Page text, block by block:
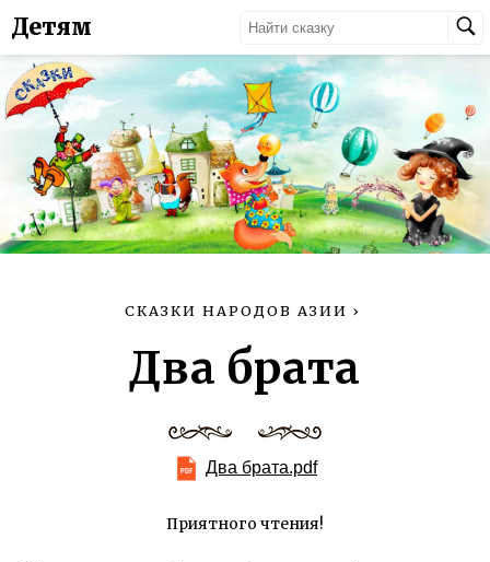
Детям
СКАЗКИ НАРОДОВ АЗИИ ›
Два брата
Два брата.pdf
Приятного чтения!